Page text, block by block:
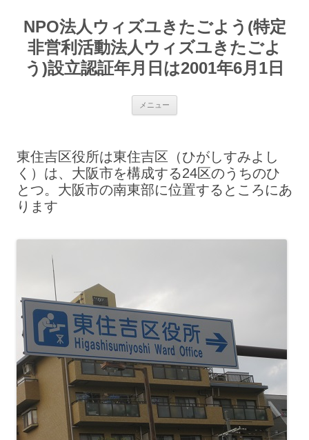
テ
ンNPO法人ウィズユきたごよう(特定
非営利活動法人ウィズユきたごよ
う)設立認証年月日は2001年6月1日
メニュー
東住吉区役所は東住吉区（ひがしすみよし
く）は、大阪市を構成する24区のうちのひ
とつ。大阪市の南東部に位置するところにあ
ります